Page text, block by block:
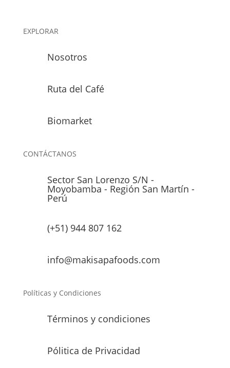
EXPLORAR
Nosotros
Ruta del Café
Biomarket
CONTÁCTANOS
Sector San Lorenzo S/N -
Moyobamba - Región San Martín -
Perú
(+51) 944 807 162
info@makisapafoods.com
Políticas y Condiciones
Términos y condiciones
Pólitica de Privacidad